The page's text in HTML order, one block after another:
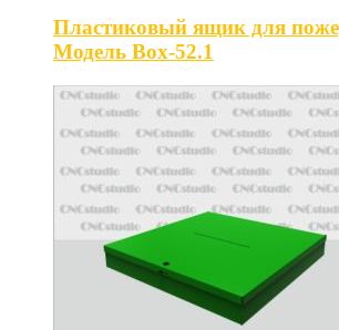
Пластиковый ящик для
Модель Box-52.1